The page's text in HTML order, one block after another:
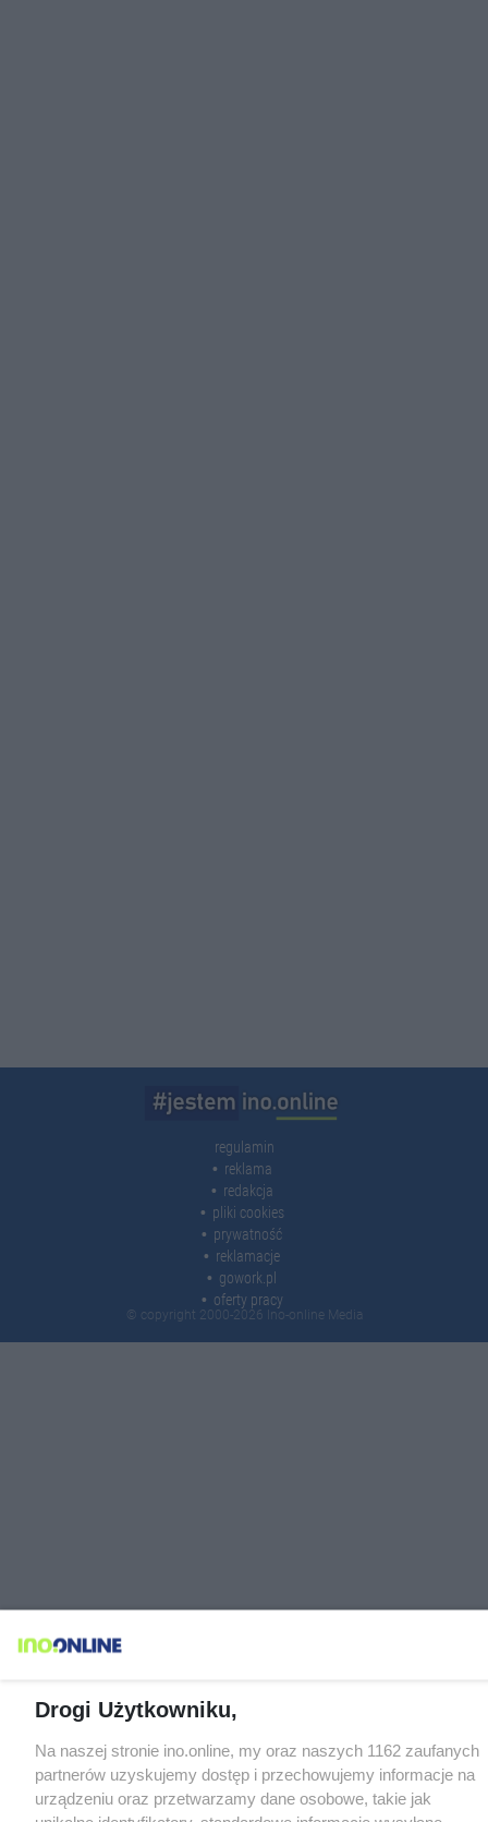
regulamin
reklama
redakcja
pliki cookies
prywatność
reklamacje
gowork.pl
oferty pracy
© copyright 2000-2026 Ino-online Media
Drogi Użytkowniku,
Na naszej stronie ino.online, my oraz naszych 1162 zaufanych
partnerów uzyskujemy dostęp i przechowujemy informacje na
urządzeniu oraz przetwarzamy dane osobowe, takie jak